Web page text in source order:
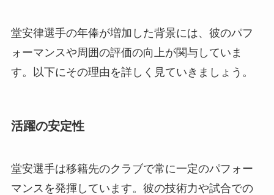
堂安律選手の年俸が増加した背景には、彼のパフ
ォーマンスや周囲の評価の向上が関与していま
す。以下にその理由を詳しく見ていきましょう。
活躍の安定性
堂安選手は移籍先のクラブで常に一定のパフォー
マンスを発揮しています。彼の技術力や試合での